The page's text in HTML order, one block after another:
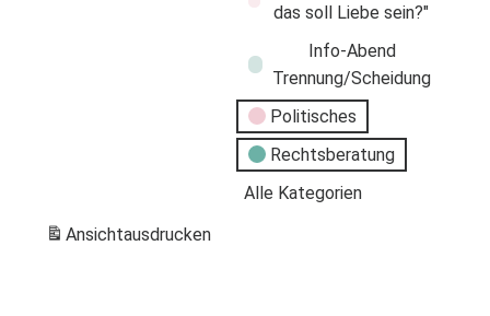
das soll Liebe sein?"
Info-Abend
Trennung/Scheidung
Politisches
Rechtsberatung
Alle Kategorien
Ansichtausdrucken